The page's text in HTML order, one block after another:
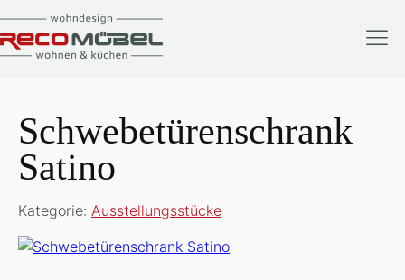
Schwebetürenschrank
Satino
Kategorie: Ausstellungsstücke